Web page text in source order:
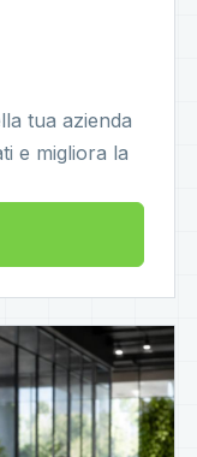
tua azienda
e migliora la